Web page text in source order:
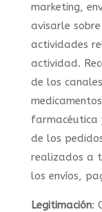
marketing,
avisarle
actividades
actividad.
de los
farmacéutica
de los
realizados a
los envíos,
Legitimación: